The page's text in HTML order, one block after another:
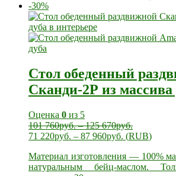
-30%
Стол обеденный
Сканди-2Р из массива
Оценка 0 из 5
101 760руб.–125 670руб.
71 220руб. – 87 960руб. (RUB)
Материал изготовления — 100%
натуральным бейц-маслом.